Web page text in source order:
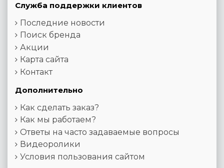
Служба поддержки клиентов
Последние новости
Поиск бренда
Акции
Карта сайта
Контакт
Дополнительно
Как сделать заказ?
Как мы работаем?
Ответы на часто задаваемые вопросы
Видеоролики
Условия пользования сайтом